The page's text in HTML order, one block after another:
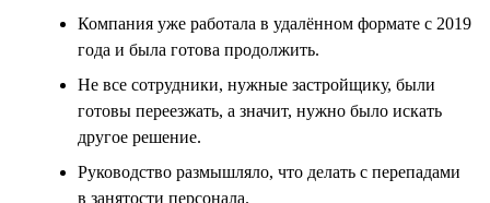
Компания уже работала в удалённом формате с 2019
года и была готова продолжить.
Не все сотрудники, нужные застройщику, были
готовы переезжать, а значит, нужно было искать
другое решение.
Руководство размышляло, что делать с перепадами
в занятости персонала.